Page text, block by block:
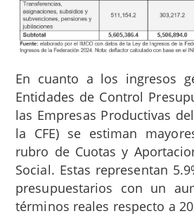
En cuanto a los ingresos
Entidades de Control
las Empresas Productivas
la CFE) se estiman
rubro de Cuotas y
Social. Estas representan
presupuestarios con un
términos reales respecto a